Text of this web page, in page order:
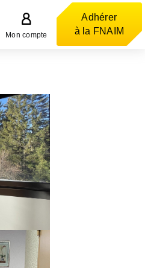
Mon compte
Adhérer
à la FNAIM